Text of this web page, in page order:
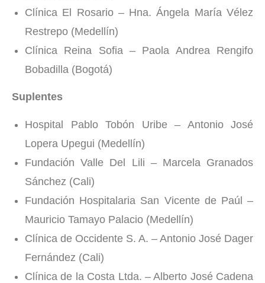
Clínica El Rosario – Hna. Ángela María Vélez
Restrepo (Medellín)
Clínica Reina Sofia – Paola Andrea Rengifo
Bobadilla (Bogotá)
Suplentes
Hospital Pablo Tobón Uribe – Antonio José
Lopera Upegui (Medellín)
Fundación Valle Del Lili – Marcela Granados
Sánchez (Cali)
Fundación Hospitalaria San Vicente de Paúl –
Mauricio Tamayo Palacio (Medellín)
Clínica de Occidente S. A. – Antonio José Dager
Fernández (Cali)
Clínica de la Costa Ltda. – Alberto José Cadena